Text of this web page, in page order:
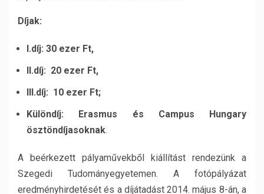
Díjak:
I.díj: 30 ezer Ft,
II.díj: 20 ezer Ft,
III.díj: 10 ezer Ft;
Különdíj: Erasmus és Campus Hungary
ösztöndíjasoknak.
A beérkezett pályaművekből kiállítást rendezünk a
Szegedi Tudományegyetemen. A fotópályázat
eredményhirdetését és a díjátadást 2014. május 8-án, a